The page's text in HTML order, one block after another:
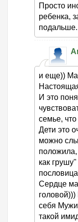
Просто
ребенка,
подальше.
и еще))
И это
семье,
Дети это
можно
как
Сердце
себя
такой